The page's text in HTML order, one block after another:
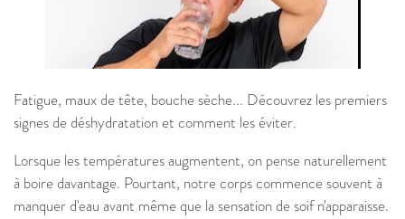
Fatigue, maux de tête, bouche sèche... Découvrez les premiers
signes de déshydratation et comment les éviter.
Lorsque les températures augmentent, on pense naturellement
à boire davantage. Pourtant, notre corps commence souvent à
manquer d'eau avant même que la sensation de soif n'apparaisse.